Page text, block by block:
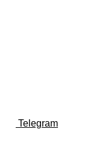
Telegram